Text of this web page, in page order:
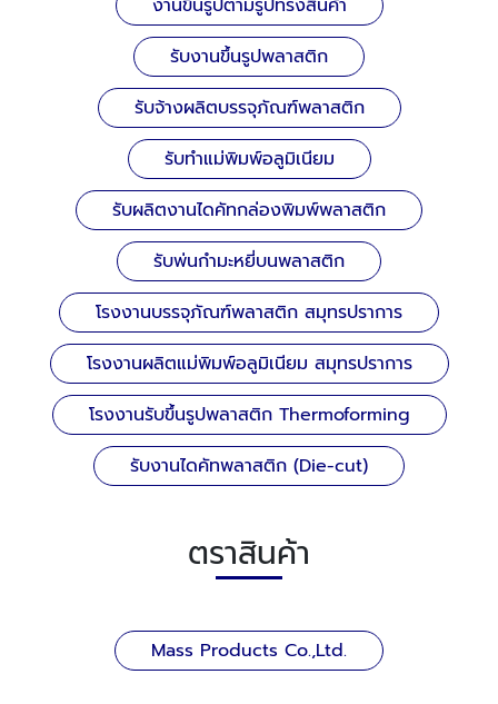
งานขึ้นรูปตามรูปทรงสินค้า
รับงานขึ้นรูปพลาสติก
รับจ้างผลิตบรรจุภัณฑ์พลาสติก
รับทำแม่พิมพ์อลูมิเนียม
รับผลิตงานไดคัทกล่องพิมพ์พลาสติก
รับพ่นกำมะหยี่บนพลาสติก
โรงงานบรรจุภัณฑ์พลาสติก สมุทรปราการ
โรงงานผลิตแม่พิมพ์อลูมิเนียม สมุทรปราการ
โรงงานรับขึ้นรูปพลาสติก Thermoforming
รับงานไดคัทพลาสติก (Die-cut)
ตราสินค้า
Mass Products Co.,Ltd.